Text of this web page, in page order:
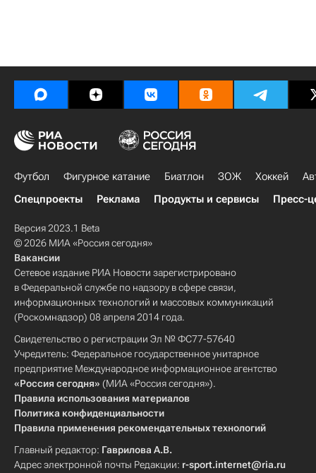
Футбол Фигурное катание Биатлон ЗОЖ Хоккей
Спецпроекты
Реклама Продукты и сервисы Пресс-
Версия 2023.1 Beta
© 2026 МИА «Россия сегодня»
Вакансии
Сетевое издание РИА Новости зарегистрировано
в Федеральной службе по надзору в сфере связи,
информационных технологий и массовых коммуникаций
(Роскомнадзор) 08 апреля 2014 года.
Свидетельство о регистрации Эл № ФС77-57640
Учредитель: Федеральное государственное унитарное
предприятие Международное информационное агентство
«Россия сегодня» (МИА «Россия сегодня»).
Правила использования материалов
Политика конфиденциальности
Правила применения рекомендательных технологий
Главный редактор: Гаврилова А.В.
Адрес электронной почты Редакции: r-sport.internet@ria.ru